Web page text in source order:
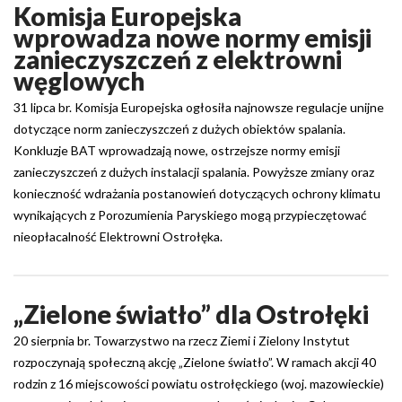
Komisja Europejska
wprowadza nowe normy emisji
zanieczyszczeń z elektrowni
węglowych
31 lipca br. Komisja Europejska ogłosiła najnowsze regulacje unijne
dotyczące norm zanieczyszczeń z dużych obiektów spalania.
Konkluzje BAT wprowadzają nowe, ostrzejsze normy emisji
zanieczyszczeń z dużych instalacji spalania. Powyższe zmiany oraz
konieczność wdrażania postanowień dotyczących ochrony klimatu
wynikających z Porozumienia Paryskiego mogą przypieczętować
nieopłacalność Elektrowni Ostrołęka.
„Zielone światło” dla Ostrołęki
20 sierpnia br. Towarzystwo na rzecz Ziemi i Zielony Instytut
rozpoczynają społeczną akcję „Zielone światło”. W ramach akcji 40
rodzin z 16 miejscowości powiatu ostrołęckiego (woj. mazowieckie)